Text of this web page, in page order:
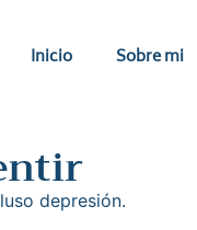
Inicio Sobre mi
depresión.